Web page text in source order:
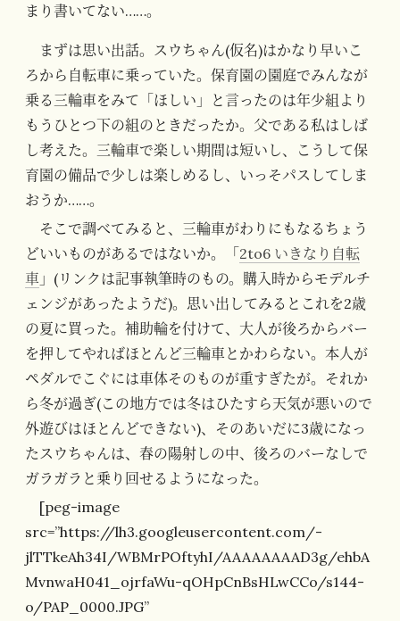
まり書いてない……。
まずは思い出話。スウちゃん(仮名)はかなり早いこ
ろから自転車に乗っていた。保育園の園庭でみんなが
乗る三輪車をみて「ほしい」と言ったのは年少組より
もうひとつ下の組のときだったか。父である私はしば
し考えた。三輪車で楽しい期間は短いし、こうして保
育園の備品で少しは楽しめるし、いっそパスしてしま
おうか……。
そこで調べてみると、三輪車がわりにもなるちょう
どいいものがあるではないか。「2to6 いきなり自転
車 」(リンクは記事執筆時のもの。購入時からモデルチ
ェンジがあったようだ)。思い出してみるとこれを2歳
の夏に買った。補助輪を付けて、大人が後ろからバー
を押してやればほとんど三輪車とかわらない。本人が
ペダルでこぐには車体そのものが重すぎたが。それか
ら冬が過ぎ(この地方では冬はひたすら天気が悪いので
外遊びはほとんどできない)、そのあいだに3歳になっ
たスウちゃんは、春の陽射しの中、後ろのバーなしで
ガラガラと乗り回せるようになった。
[peg-image
src=”https://lh3.googleusercontent.com/-
jlTTkeAh34I/WBMrPOftyhI/AAAAAAAAD3g/ehbA
MvnwaH041_ojrfaWu-qOHpCnBsHLwCCo/s144-
o/PAP_0000.JPG”